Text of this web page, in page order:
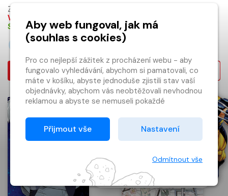
Základní cena:
Vaše cena s DPH:
Skladem
Koupit
Vaše cena s DPH:
Skladem
Koupit
×
Máte u nás již
registrovaný
účet?
Registrací získáte slevu
na zboží ve výši 15 %
Registrovat
Aby web fungoval, jak má
(souhlas s cookies)
Pro co nejlepší zážitek z procházení webu - aby
fungovalo vyhledávání, abychom si pamatovali, co
máte v košíku, abyste jednoduše zjistili stav vaší
objednávky, abychom vás neobtěžovali nevhodnou
reklamou a abyste se nemuseli pokaždé
Proto od vás potřebujeme souhlas se
zpracováním souborů cookies
Děkujeme, že nám ho dáte a pomůžete nám tak
Přijmout vše Nastavení
Odmítnout vše